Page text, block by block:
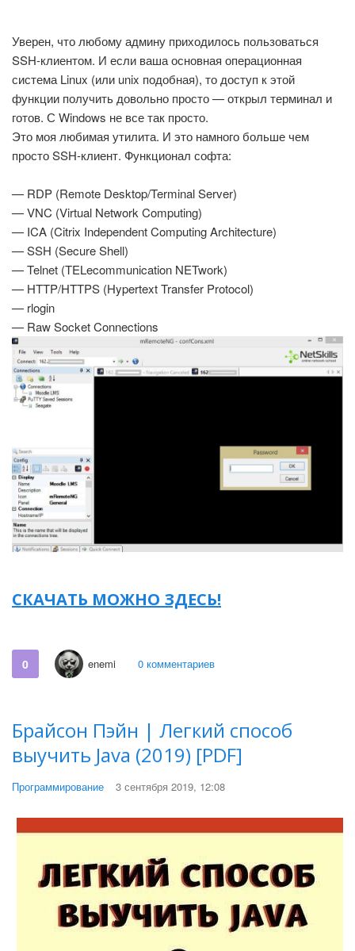
Уверен, что любому админу приходилось пользоваться
SSH-клиентом. И если ваша основная операционная
система Linux (или unix подобная), то доступ к этой
функции получить довольно просто — открыл терминал и
готов. С Windows не все так просто.
Это моя любимая утилита. И это намного больше чем
просто SSH-клиент. Функционал софта:
— RDP (Remote Desktop/Terminal Server)
— VNC (Virtual Network Computing)
— ICA (Citrix Independent Computing Architecture)
— SSH (Secure Shell)
— Telnet (TELecommunication NETwork)
— HTTP/HTTPS (Hypertext Transfer Protocol)
— rlogin
— Raw Socket Connections
СКАЧАТЬ МОЖНО ЗДЕСЬ!
0 enemi 0 комментариев
Брайсон Пэйн | Легкий способ
выучить Java (2019) [PDF]
Программирование 3 сентября 2019, 12:08